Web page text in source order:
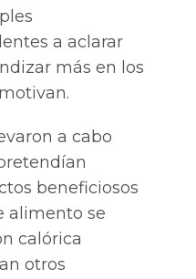
a aclarar
más en los
a cabo
beneficiosos
alimento se
calórica
otros